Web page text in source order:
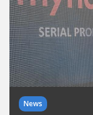
News